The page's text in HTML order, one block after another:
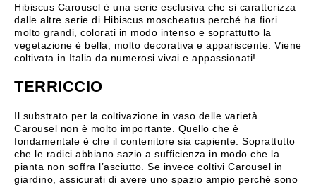
Hibiscus Carousel è una serie esclusiva che si caratterizza
dalle altre serie di Hibiscus moscheatus perché ha fiori
molto grandi, colorati in modo intenso e soprattutto la
vegetazione è bella, molto decorativa e appariscente. Viene
coltivata in Italia da numerosi vivai e appassionati!
TERRICCIO
Il substrato per la coltivazione in vaso delle varietà
Carousel non è molto importante. Quello che è
fondamentale è che il contenitore sia capiente. Soprattutto
che le radici abbiano sazio a sufficienza in modo che la
pianta non soffra l’asciutto. Se invece coltivi Carousel in
giardino, assicurati di avere uno spazio ampio perché sono